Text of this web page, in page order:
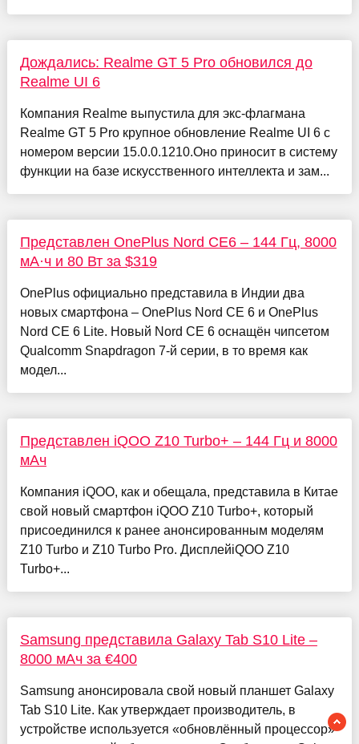
Дождались: Realme GT 5 Pro обновился до
Realme UI 6
Компания Realme выпустила для экс-флагмана
Realme GT 5 Pro крупное обновление Realme UI 6 с
номером версии 15.0.0.1210.Оно приносит в систему
функции на базе искусственного интеллекта и зам...
Представлен OnePlus Nord CE6 – 144 Гц, 8000
мА·ч и 80 Вт за $319
OnePlus официально представила в Индии два
новых смартфона – OnePlus Nord CE 6 и OnePlus
Nord CE 6 Lite. Новый Nord CE 6 оснащён чипсетом
Qualcomm Snapdragon 7-й серии, в то время как
модел...
Представлен iQOO Z10 Turbo+ – 144 Гц и 8000
мАч
Компания iQOO, как и обещала, представила в Китае
свой новый смартфон iQOO Z10 Turbo+, который
присоединился к ранее анонсированным моделям
Z10 Turbo и Z10 Turbo Pro. ДисплейiQOO Z10
Turbo+...
Samsung представила Galaxy Tab S10 Lite –
8000 мАч за €400
Samsung анонсировала свой новый планшет Galaxy
Tab S10 Lite. Как утверждает производитель, в
устройстве используется «обновлённый процессор»